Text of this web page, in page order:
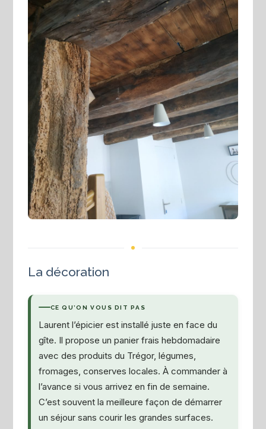
La décoration
CE QU’ON VOUS DIT PAS
Laurent l’épicier est installé juste en face du
gîte. Il propose un panier frais hebdomadaire
avec des produits du Trégor, légumes,
fromages, conserves locales. À commander à
l’avance si vous arrivez en fin de semaine.
C’est souvent la meilleure façon de démarrer
un séjour sans courir les grandes surfaces.